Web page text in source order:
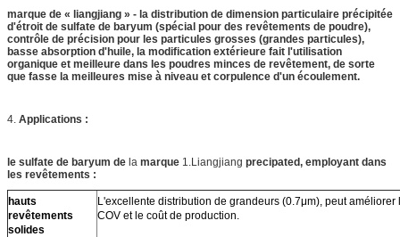
marque de « liangjiang » - la distribution de dimension particulaire précipitée
d'étroit de sulfate de baryum (spécial pour des revêtements de poudre),
contrôle de précision pour les particules grosses (grandes particules),
basse absorption d'huile, la modification extérieure fait l'utilisation
organique et meilleure dans les poudres minces de revêtement, de sorte
que fasse la meilleures mise à niveau et corpulence d'un écoulement.
4. Applications :
le sulfate de baryum de la marque 1.Liangjiang precipated, employant dans
les revêtements :
hauts
revêtements
solides
L'excellente distribution de grandeurs (0.7μm), peut améliorer
COV et le coût de production.